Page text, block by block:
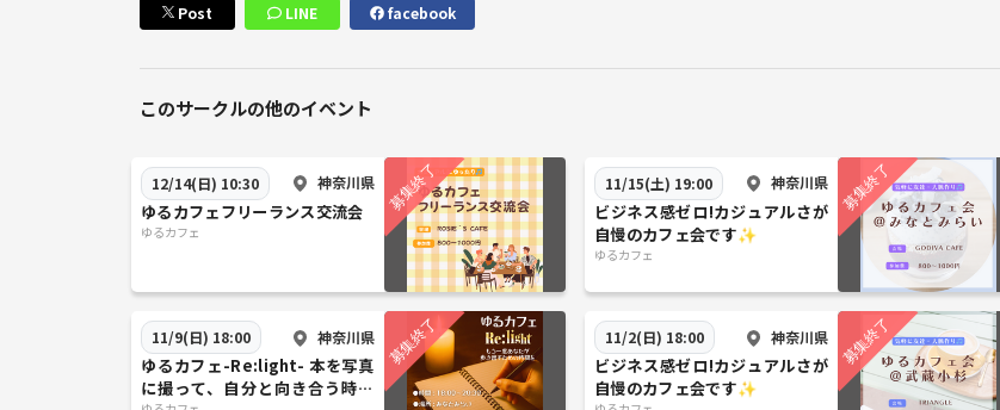
改札を出て6番出口クイーンズスクエア方面に進みます。
クイーンズスクエアの看板が見えて来ますので、左側の正面１階まで続く赤色の長いエスカレーターをご利用くださ
１階に着いたら道なりに真っ直ぐ進んでください。
【費用】
※飲食代別
※決済方法：事前クレジット決済
Post LINE facebook
このサークルの他のイベント
12/14(日) 10:30 神奈川県
ゆるカフェフリーランス交流会
ゆるカフェ
11/15(土) 19:00 神奈川県
ビジネス感ゼロ!カジュアルさが
自慢のカフェ会です✨
ゆるカフェ
11/9(日) 18:00 神奈川県
ゆるカフェ-Re:light- 本を写真
に撮って、自分と向き合う時間
11/2(日) 18:00 神奈川県
ビジネス感ゼロ!カジュアルさが
自慢のカフェ会です✨